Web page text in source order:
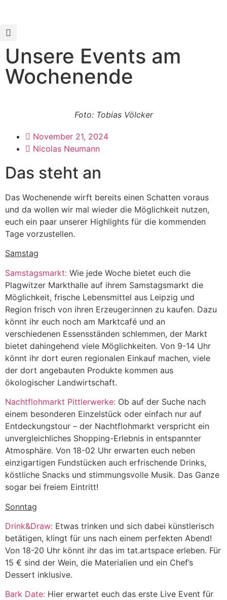
Unsere Events am
Wochenende
Foto: Tobias Völcker
November 21, 2024
Nicolas Neumann
Das steht an
Das Wochenende wirft bereits einen Schatten voraus
und da wollen wir mal wieder die Möglichkeit nutzen,
euch ein paar unserer Highlights für die kommenden
Tage vorzustellen.
Samstag
Samstagsmarkt: Wie jede Woche bietet euch die
Plagwitzer Markthalle auf ihrem Samstagsmarkt die
Möglichkeit, frische Lebensmittel aus Leipzig und
Region frisch von ihren Erzeuger:innen zu kaufen. Dazu
könnt ihr euch noch am Marktcafé und an
verschiedenen Essensständen schlemmen, der Markt
bietet dahingehend viele Möglichkeiten. Von 9-14 Uhr
könnt ihr dort euren regionalen Einkauf machen, viele
der dort angebauten Produkte kommen aus
ökologischer Landwirtschaft.
Nachtflohmarkt Pittlerwerke: Ob auf der Suche nach
einem besonderen Einzelstück oder einfach nur auf
Entdeckungstour – der Nachtflohmarkt verspricht ein
unvergleichliches Shopping-Erlebnis in entspannter
Atmosphäre. Von 18-02 Uhr erwarten euch neben
einzigartigen Fundstücken auch erfrischende Drinks,
köstliche Snacks und stimmungsvolle Musik. Das Ganze
sogar bei freiem Eintritt!
Sonntag
Drink&Draw: Etwas trinken und sich dabei künstlerisch
betätigen, klingt für uns nach einem perfekten Abend!
Von 18-20 Uhr könnt ihr das im tat.artspace erleben. Für
15 € sind der Wein, die Materialien und ein Chef’s
Dessert inklusive.
Bark Date: Hier erwartet euch das erste Live Event für